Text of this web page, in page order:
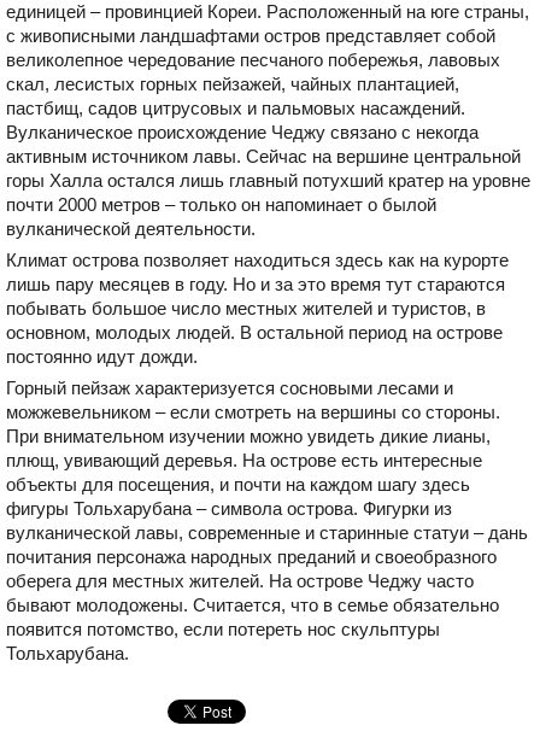
единицей – провинцией Кореи. Расположенный на юге страны,
с живописными ландшафтами остров представляет собой
великолепное чередование песчаного побережья, лавовых
скал, лесистых горных пейзажей, чайных плантацией,
пастбищ, садов цитрусовых и пальмовых насаждений.
Вулканическое происхождение Чеджу связано с некогда
активным источником лавы. Сейчас на вершине центральной
горы Халла остался лишь главный потухший кратер на уровне
почти 2000 метров – только он напоминает о былой
вулканической деятельности.
Климат острова позволяет находиться здесь как на курорте
лишь пару месяцев в году. Но и за это время тут стараются
побывать большое число местных жителей и туристов, в
основном, молодых людей. В остальной период на острове
постоянно идут дожди.
Горный пейзаж характеризуется сосновыми лесами и
можжевельником – если смотреть на вершины со стороны.
При внимательном изучении можно увидеть дикие лианы,
плющ, увивающий деревья. На острове есть интересные
объекты для посещения, и почти на каждом шагу здесь
фигуры Тольхарубана – символа острова. Фигурки из
вулканической лавы, современные и старинные статуи – дань
почитания персонажа народных преданий и своеобразного
оберега для местных жителей. На острове Чеджу часто
бывают молодожены. Считается, что в семье обязательно
появится потомство, если потереть нос скульптуры
Тольхарубана.